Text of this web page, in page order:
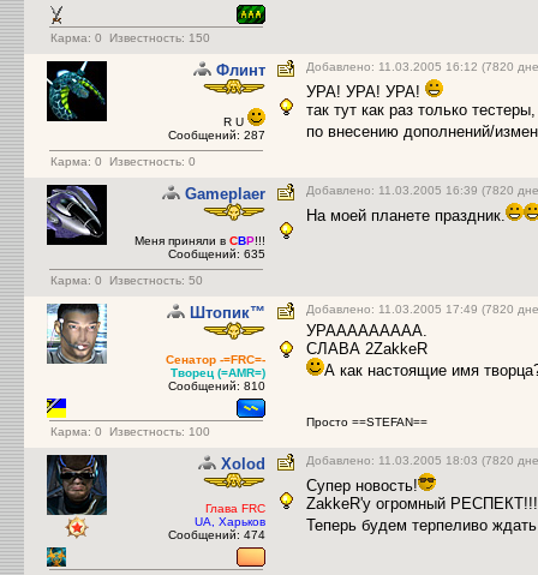
Карма: 0 Известность: 150
Флинт
R U
Сообщений: 287
Карма: 0 Известность: 0
Добавлено: 11.03.2005 16:12 (7820
УРА! УРА! УРА!
так тут как раз только
по внесению дополнений/
Gameplaer
Меня приняли в CBР!!!
Сообщений: 635
Карма: 0 Известность: 50
Добавлено: 11.03.2005 16:39 (7820
На моей планете праздник.
Штопик™
Сенатор -=FRC=-
Творец (=AMR=)
Сообщений: 810
Карма: 0 Известность: 100
Добавлено: 11.03.2005 17:49 (7820
УРААААААААА.
СЛАВА 2ZakkeR
А как настоящие имя
Просто ==STEFAN==
Xolod
Глава FRC
UA, Харьков
Сообщений: 474
Добавлено: 11.03.2005 18:03 (7820
Супер новость!
ZakkeR'у огромный РЕСПЕКТ!!!
Теперь будем терпеливо